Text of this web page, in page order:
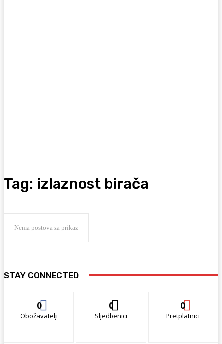
Tag: izlaznost birača
Nema postova za prikaz
STAY CONNECTED
0
Obožavatelji
0
Sljedbenici
0
Pretplatnici